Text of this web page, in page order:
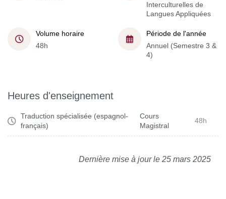
Interculturelles de
Langues Appliquées
Volume horaire
48h
Période de l'année
Annuel (Semestre 3 &
4)
Heures d'enseignement
Traduction spécialisée (espagnol-
français)
Cours
Magistral
48h
Dernière mise à jour le 25 mars 2025